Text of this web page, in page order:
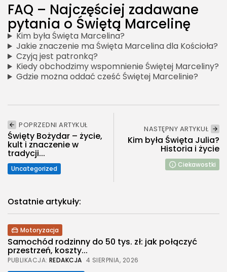
FAQ – Najczęściej zadawane
pytania o Świętą Marcelinę
Kim była Święta Marcelina?
Jakie znaczenie ma Święta Marcelina dla Kościoła?
Czyją jest patronką?
Kiedy obchodzimy wspomnienie Świętej Marceliny?
Gdzie można oddać cześć Świętej Marcelinie?
POPRZEDNI ARTYKUŁ
Święty Bożydar – życie,
kult i znaczenie w
tradycji...
Uncategorized
NASTĘPNY ARTYKUŁ
Kim była Święta Julia?
Historia i życie
Ciekawostki
Ostatnie artykuły:
Motoryzacja
Samochód rodzinny do 50 tys. zł: jak połączyć
przestrzeń, koszty...
PUBLIKACJA: REDAKCJA 4 SIERPNIA, 2026